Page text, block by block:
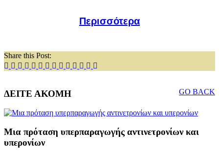
Περισσότερα
Share this Post:
GO BACK
ΔΕΙΤΕ ΑΚΟΜΗ
Μια πρόταση υπερπαραγωγής αντινετρονίων και
υπερονίων